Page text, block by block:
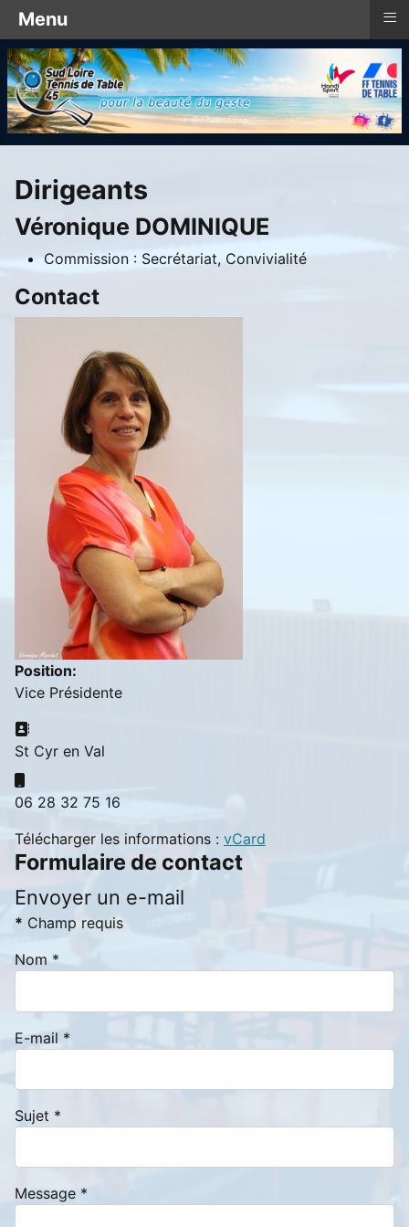
Dirigeants
Véronique DOMINIQUE
Commission : Secrétariat, Convivialité
Contact
Position:
Vice Présidente
Adresse:
St Cyr en Val
06 28 32 75 16
Télécharger les informations : vCard
Formulaire de contact
Envoyer un e-mail
* Champ requis
Nom *
E-mail *
Sujet *
Message *
Menu ≡